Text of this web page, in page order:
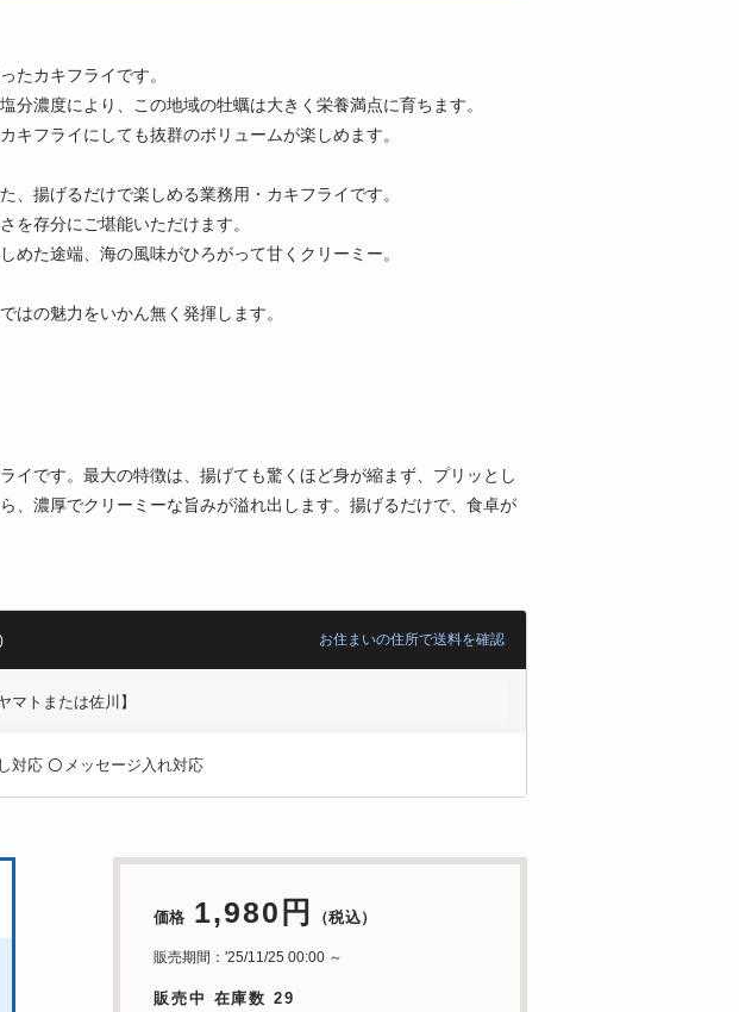
たカキフライです。
濃度により、この地域の牡蠣は大きく栄養満点に育ちます。
フライにしても抜群のボリュームが楽しめます。
、揚げるだけで楽しめる業務用・カキフライです。
を存分にご堪能いただけます。
た途端、海の風味がひろがって甘くクリーミー。
はの魅力をいかん無く発揮します。
イです。最大の特徴は、揚げても驚くほど身が縮まず、プリッとし
、濃厚でクリーミーな旨みが溢れ出します。揚げるだけで、食卓が
お住まいの住所で送料を確認
マトまたは佐川】
対応 〇 メッセージ入れ対応
価格 1,980円 （税込）
販売期間：'25/11/25 00:00 ～
販売中 在庫数 29